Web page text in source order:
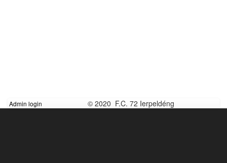
Admin login © 2020 F.C. 72 Ierpeldéng